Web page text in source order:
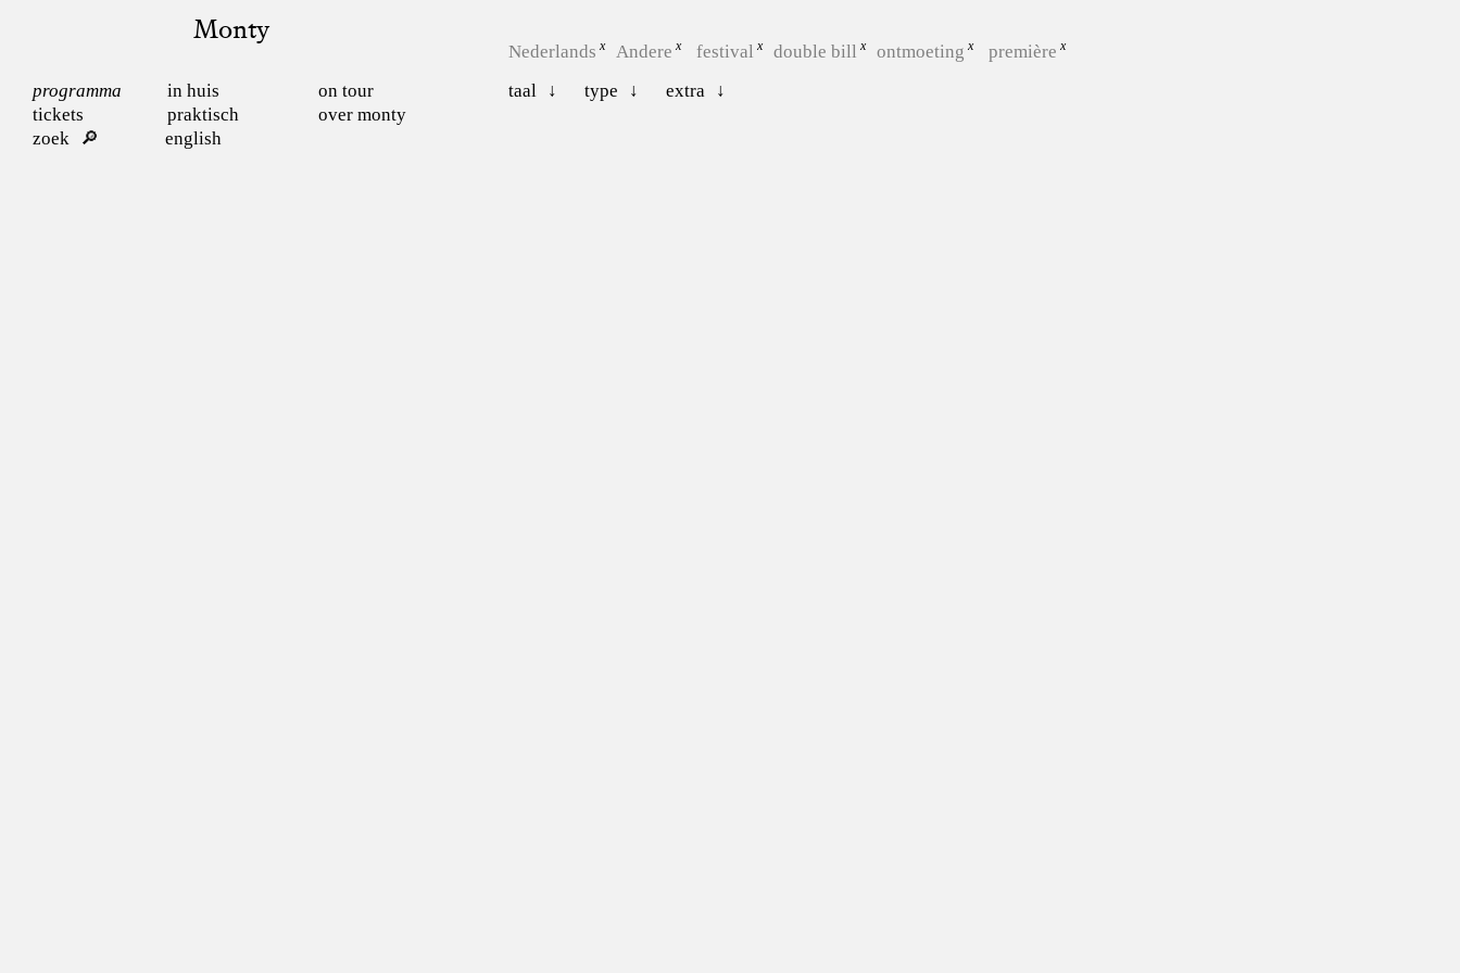
Monty
programma in huis
on tour
tickets
praktisch
over monty
zoek
english
Nederlands Andere festival double bill ontmoeting
première
taal
type extra